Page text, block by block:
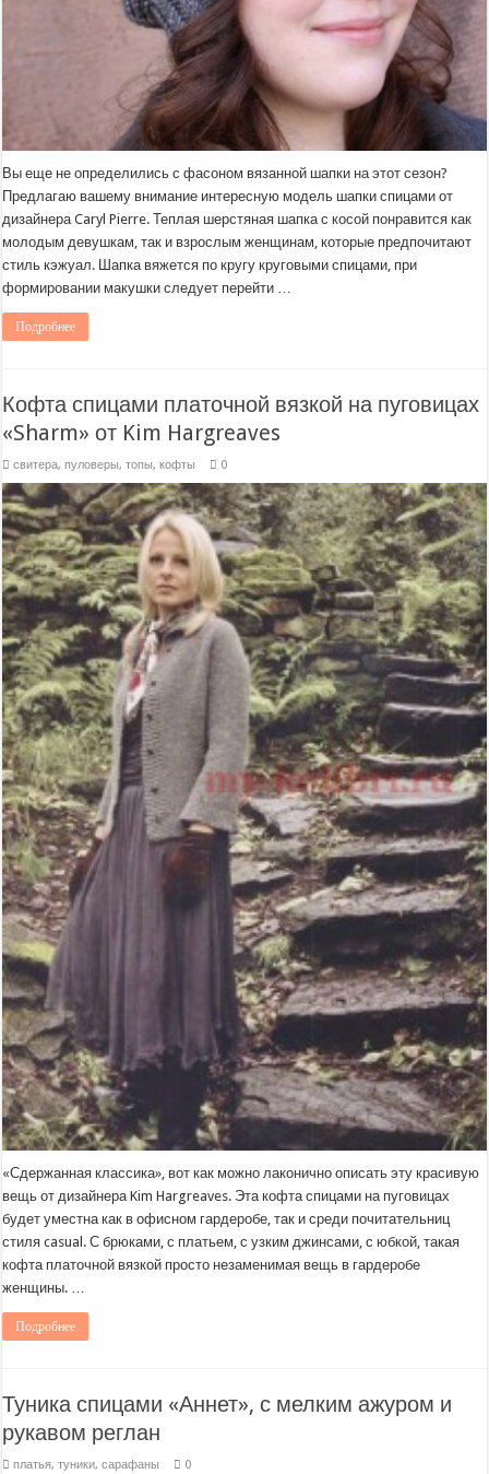
Вы еще не определились с фасоном вязанной шапки на этот сезон?
Предлагаю вашему внимание интересную модель шапки спицами от
дизайнера Caryl Pierre. Теплая шерстяная шапка с косой понравится как
молодым девушкам, так и взрослым женщинам, которые предпочитают
стиль кэжуал. Шапка вяжется по кругу круговыми спицами, при
формировании макушки следует перейти …
Подробнее
Кофта спицами платочной вязкой на пуговицах
«Sharm» от Kim Hargreaves
свитера, пуловеры, топы, кофты 0
«Сдержанная классика», вот как можно лаконично описать эту красивую
вещь от дизайнера Kim Hargreaves. Эта кофта спицами на пуговицах
будет уместна как в офисном гардеробе, так и среди почитательниц
стиля casual. С брюками, с платьем, с узким джинсами, с юбкой, такая
кофта платочной вязкой просто незаменимая вещь в гардеробе
женщины. …
Подробнее
Туника спицами «Аннет», с мелким ажуром и
рукавом реглан
платья, туники, сарафаны 0